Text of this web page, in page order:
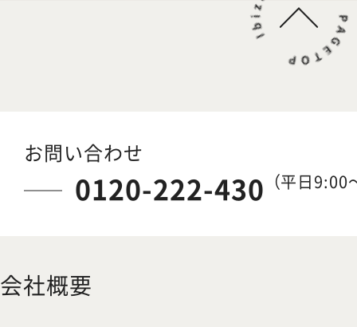
お問い合わせ
0120-222-430 （平日
会社概要